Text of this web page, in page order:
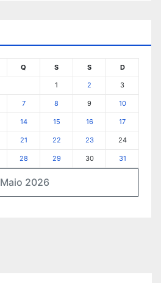
Maio 2026
Q S S D
1 2 3
7 8 9 10
14 15 16 17
21 22 23 24
28 29 30 31